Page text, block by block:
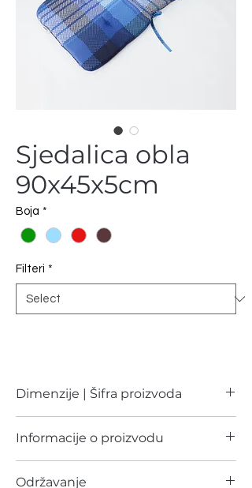
Sjedalica obla
90x45x5cm
Boja *
Filteri *
Dimenzije | Šifra proizvoda
Dimenzije Šifra proizvoda
Informacije o proizvodu
Održavanje